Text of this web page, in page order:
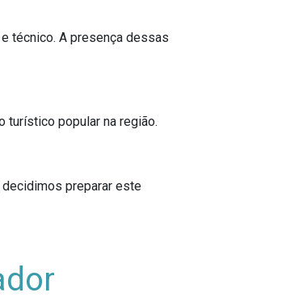
técnico. A presença dessas
turístico popular na região.
preparar este